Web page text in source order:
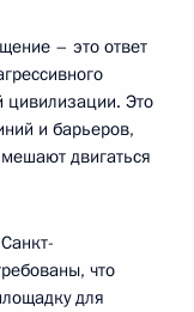
– это ответ
цивилизации. Это
и барьеров,
двигаться
что
для